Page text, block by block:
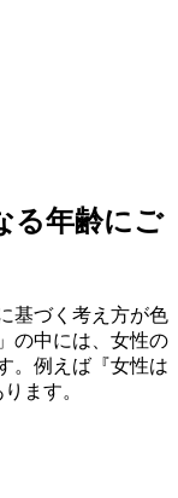
る年齢にご
基づく考え方が色
の中には、女性の
。例えば『女性は
ます。